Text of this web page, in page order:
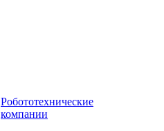
Робототехнические
компании